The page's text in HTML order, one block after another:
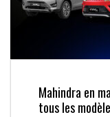
Mahindra en
tous les